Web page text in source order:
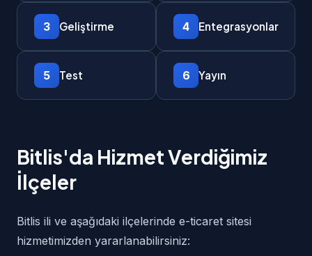
3 Geliştirme 4 Entegrasyonlar
5 Test 6 Yayın
Bitlis'da Hizmet Verdiğimiz
İlçeler
Bitlis ili ve aşağıdaki ilçelerinde e-ticaret sitesi
hizmetimizden yararlanabilirsiniz: